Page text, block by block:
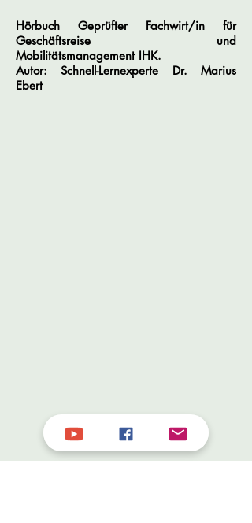
Hörbuch Geprüfter Fachwirt/in für
Geschäftsreise und
Mobilitätsmanagement IHK.
Autor: Schnell-Lernexperte Dr. Marius
Ebert